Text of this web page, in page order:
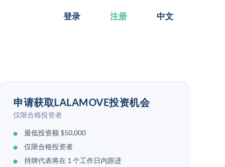
登录 注册 中文
申请获取LALAMOVE投资机会
仅限合格投资者
最低投资额 $50,000
仅限合格投资者
持牌代表将在 1 个工作日内跟进